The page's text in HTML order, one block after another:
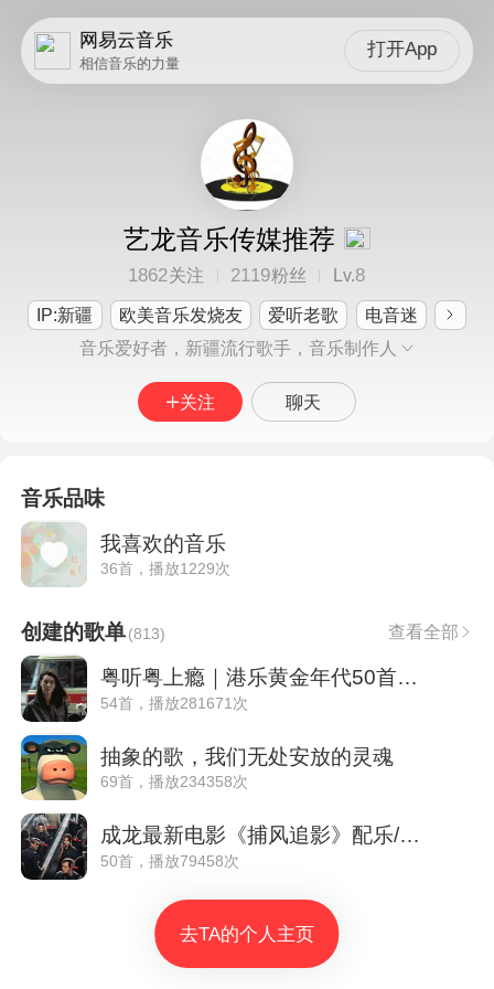
网易云音乐
相信音乐的力量
打开App
艺龙音乐传媒推荐
1862关注 2119粉丝 Lv.8
IP:新疆 欧美音乐发烧友 爱听老歌
电音迷
音乐爱好者，新疆流行歌手，音乐制作人
关注 聊天
音乐品味
我喜欢的音乐
36首，播放1229次
创建的歌单(813) 查看全部
粤听粤上瘾｜港乐黄金年代50首必藏
54首，播放281671次
抽象的歌，我们无处安放的灵魂
69首，播放234358次
成龙最新电影《捕风追影》配乐/原声带
50首，播放79458次
去TA的个人主页